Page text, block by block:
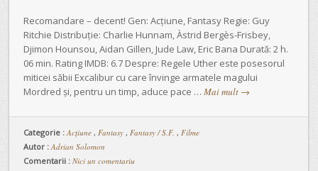
Recomandare – decent! Gen: Acțiune, Fantasy Regie: Guy
Ritchie Distribuție: Charlie Hunnam, Àstrid Bergès-Frisbey,
Djimon Hounsou, Aidan Gillen, Jude Law, Eric Bana Durată: 2 h.
06 min. Rating IMDB: 6.7 Despre: Regele Uther este posesorul
miticei săbii Excalibur cu care învinge armatele magului
Mordred și, pentru un timp, aduce pace … Mai mult →
Categorie :Acţiune , Fantasy , Fantasy / S.F. , Filme
Autor : Adrian Solomon
Comentarii : Nici un comentariu